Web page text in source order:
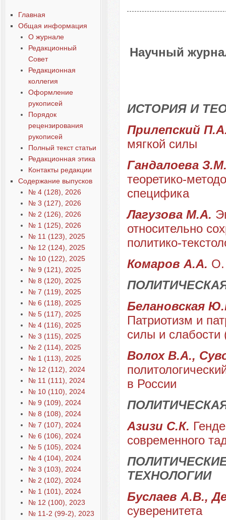
Главная
Общая информация
О журнале
Редакционный
Совет
Редакционная
коллегия
Оформление
рукописей
Порядок
рецензирования
рукописей
Полный текст статьи
Редакционная этика
Контакты редакции
Содержание выпусков
№ 4 (128), 2026
№ 3 (127), 2026
№ 2 (126), 2026
№ 1 (125), 2026
№ 11 (123), 2025
№ 12 (124), 2025
№ 10 (122), 2025
№ 9 (121), 2025
№ 8 (120), 2025
№ 7 (119), 2025
№ 6 (118), 2025
№ 5 (117), 2025
№ 4 (116), 2025
№ 3 (115), 2025
№ 2 (114), 2025
№ 1 (113), 2025
№ 12 (112), 2024
№ 11 (111), 2024
№ 10 (110), 2024
№ 9 (109), 2024
№ 8 (108), 2024
№ 7 (107), 2024
№ 6 (106), 2024
№ 5 (105), 2024
№ 4 (104), 2024
№ 3 (103), 2024
№ 2 (102), 2024
№ 1 (101), 2024
№ 12 (100), 2023
№ 11-2 (99-2), 2023
Научный
ИСТОРИЯ И
Прилепский
мягкой силы
Гандалоева
теоретико-
специфика
Лагузова М.А.
относительно
политико-
Комаров А.А. О.
Белановская
Патриотизм и
силы и слабости
Волох В.А.,
в России
Азизи С.К.
современного
ТЕХНОЛОГИИ
Буслаев А.В.,
суверенитета